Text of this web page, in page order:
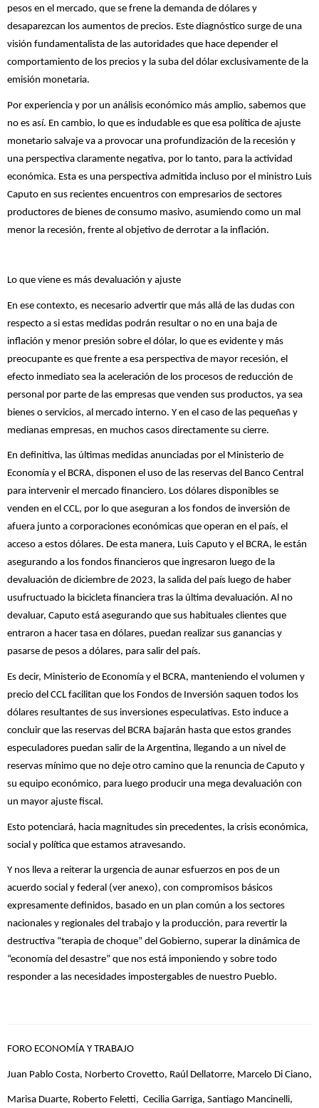
pesos en el mercado, que se frene la demanda de dólares y
desaparezcan los aumentos de precios. Este diagnóstico surge de una
visión fundamentalista de las autoridades que hace depender el
comportamiento de los precios y la suba del dólar exclusivamente de la
emisión monetaria.
Por experiencia y por un análisis económico más amplio, sabemos que
no es así. En cambio, lo que es indudable es que esa política de ajuste
monetario salvaje va a provocar una profundización de la recesión y
una perspectiva claramente negativa, por lo tanto, para la actividad
económica. Esta es una perspectiva admitida incluso por el ministro Luis
Caputo en sus recientes encuentros con empresarios de sectores
productores de bienes de consumo masivo, asumiendo como un mal
menor la recesión, frente al objetivo de derrotar a la inflación.
Lo que viene es más devaluación y ajuste
En ese contexto, es necesario advertir que más allá de las dudas con
respecto a si estas medidas podrán resultar o no en una baja de
inflación y menor presión sobre el dólar, lo que es evidente y más
preocupante es que frente a esa perspectiva de mayor recesión, el
efecto inmediato sea la aceleración de los procesos de reducción de
personal por parte de las empresas que venden sus productos, ya sea
bienes o servicios, al mercado interno. Y en el caso de las pequeñas y
medianas empresas, en muchos casos directamente su cierre.
En definitiva, las últimas medidas anunciadas por el Ministerio de
Economía y el BCRA, disponen el uso de las reservas del Banco Central
para intervenir el mercado financiero. Los dólares disponibles se
venden en el CCL, por lo que aseguran a los fondos de inversión de
afuera junto a corporaciones económicas que operan en el país, el
acceso a estos dólares. De esta manera, Luis Caputo y el BCRA, le están
asegurando a los fondos financieros que ingresaron luego de la
devaluación de diciembre de 2023, la salida del país luego de haber
usufructuado la bicicleta financiera tras la última devaluación. Al no
devaluar, Caputo está asegurando que sus habituales clientes que
entraron a hacer tasa en dólares, puedan realizar sus ganancias y
pasarse de pesos a dólares, para salir del país.
Es decir, Ministerio de Economía y el BCRA, manteniendo el volumen y
precio del CCL facilitan que los Fondos de Inversión saquen todos los
dólares resultantes de sus inversiones especulativas. Esto induce a
concluir que las reservas del BCRA bajarán hasta que estos grandes
especuladores puedan salir de la Argentina, llegando a un nivel de
reservas mínimo que no deje otro camino que la renuncia de Caputo y
su equipo económico, para luego producir una mega devaluación con
un mayor ajuste fiscal.
Esto potenciará, hacia magnitudes sin precedentes, la crisis económica,
social y política que estamos atravesando.
Y nos lleva a reiterar la urgencia de aunar esfuerzos en pos de un
acuerdo social y federal (ver anexo), con compromisos básicos
expresamente definidos, basado en un plan común a los sectores
nacionales y regionales del trabajo y la producción, para revertir la
destructiva “terapia de choque” del Gobierno, superar la dinámica de
“economía del desastre” que nos está imponiendo y sobre todo
responder a las necesidades impostergables de nuestro Pueblo.
FORO ECONOMÍA Y TRABAJO
Juan Pablo Costa, Norberto Crovetto, Raúl Dellatorre, Marcelo Di Ciano,
Marisa Duarte, Roberto Feletti, Cecilia Garriga, Santiago Mancinelli,